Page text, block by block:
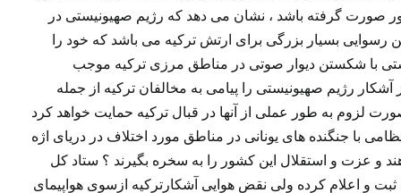
صورت گرفته باشد ، نشان می دهد که رژیم صهیونیستی در
رسوایی بسیار بزرگی برای ارتش ترکیه می باشد که خود را
با شکستن دیوار صوتی در مناطق مرزی ترکیه موجب
رژیم صهیونیستی را پیامی به مخالفان ترکیه از جمله
لزوم به طور عملی از آنها در قبال ترکیه حمایت خواهد کرد
با جنگنده های یونانی در مناطق مورد اختلاف در دریای اژه
و عزت و استقلال این کشور را به سخره بگیرند ؟ ستاد کل
خود ثبت و اعلام کرده ولی نقض هوایی آشکارترکیه ازسوی هواپیمای